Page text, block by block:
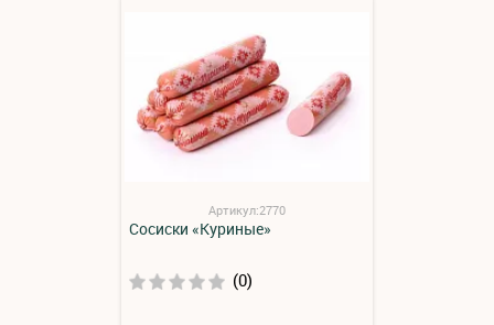
Артикул:2770
Сосиски «Куриные»
(0)